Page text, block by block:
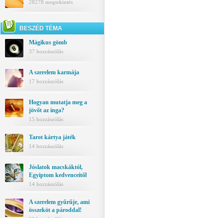
28278 megtekintés
BESZÉD TÉMA
Mágikus gömb
37 hozzászólás
A szerelem karmája
17 hozzászólás
Hogyan mutatja meg a
jövőt az inga?
15 hozzászólás
Tarot kártya játék
14 hozzászólás
Jóslatok macskáktól,
Egyiptom kedvenceitől
14 hozzászólás
A szerelem gyűrűje, ami
összeköt a pároddal!